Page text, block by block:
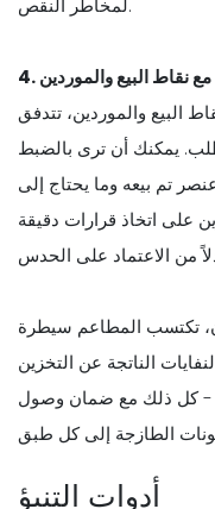
لمخاطر النقص.
مع نقاط البيع والموردين
البيع والموردين، تتدفق
يمكنك أن ترى بالضبط
تم بيعه وما يحتاج إلى
على اتخاذ قرارات دقيقة
تكتسب المطاعم سيطرة
الناتجة عن التخزين
- كل ذلك مع ضمان وصول
أدوات التنبؤ